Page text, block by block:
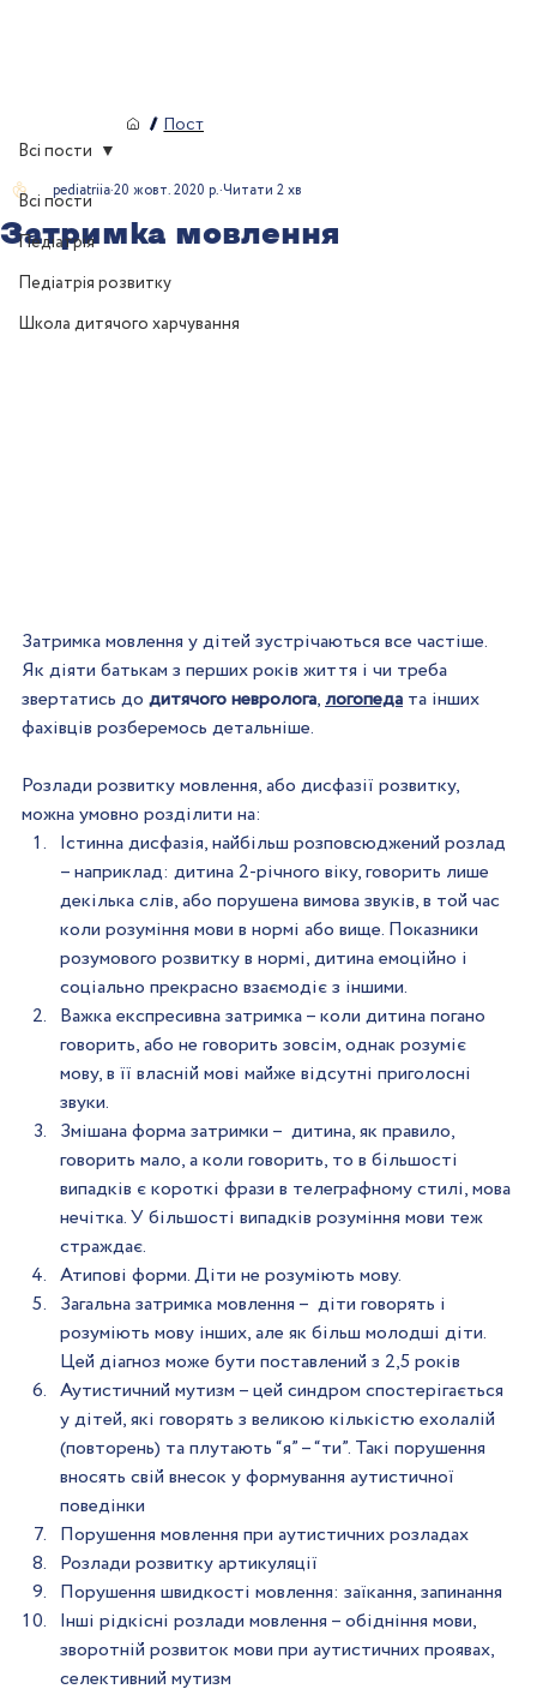
/ Пост
Всі пости
Педіатрія
Педіатрія розвитку
Школа дитячого харчування
Всі пости
Затримка мовлення
pediatriia20 жовт. 2020 р. Читати 2 хв
Затримка мовлення у дітей зустрічаються все частіше.
Як діяти батькам з перших років життя і чи треба
звертатись до дитячого невролога, логопеда та інших
фахівців розберемось детальніше.
Розлади розвитку мовлення, або дисфазії розвитку,
можна умовно розділити на:
Істинна дисфазія, найбільш розповсюджений розлад
– наприклад: дитина 2-річного віку, говорить лише
декілька слів, або порушена вимова звуків, в той час
коли розуміння мови в нормі або вище. Показники
розумового розвитку в нормі, дитина емоційно і
соціально прекрасно взаємодіє з іншими.
Важка експресивна затримка – коли дитина погано
говорить, або не говорить зовсім, однак розуміє
мову, в її власній мові майже відсутні приголосні
звуки.
Змішана форма затримки –  дитина, як правило,
говорить мало, а коли говорить, то в більшості
випадків є короткі фрази в телеграфному стилі, мова
нечітка. У більшості випадків розуміння мови теж
страждає.
Атипові форми. Діти не розуміють мову.
Загальна затримка мовлення –  діти говорять і
розуміють мову інших, але як більш молодші діти.
Цей діагноз може бути поставлений з 2,5 років
Аутистичний мутизм – цей синдром спостерігається
у дітей, які говорять з великою кількістю ехолалій
(повторень) та плутають “я” – “ти”. Такі порушення
вносять свій внесок у формування аутистичної
поведінки
Порушення мовлення при аутистичних розладах
Розлади розвитку артикуляції
Порушення швидкості мовлення: заїкання, запинання
Інші рідкісні розлади мовлення – обідніння мови,
зворотній розвиток мови при аутистичних проявах,
селективний мутизм